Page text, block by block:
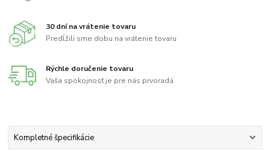
30 dní na vrátenie tovaru
Predĺžili sme dobu na vrátenie tovaru
Rýchle doručenie tovaru
Vaša spokojnosť je pre nás prvoradá
Kompletné špecifikácie